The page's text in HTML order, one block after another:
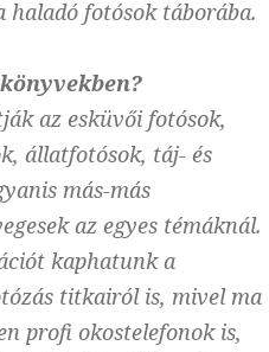
haladó fotósok táborába.
az esküvői fotósok,
állatfotósok, táj- és
más-más
az egyes témáknál.
kaphatunk a
titkairól is, mivel ma
profi okostelefonok is,